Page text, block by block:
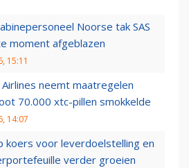
Noorse tak SAS
moment afgeblazen
15:11
Airlines neemt maatregelen
70.000 xtc-pillen smokkelde
14:07
koers voor leverdoelstelling en
verder groeien